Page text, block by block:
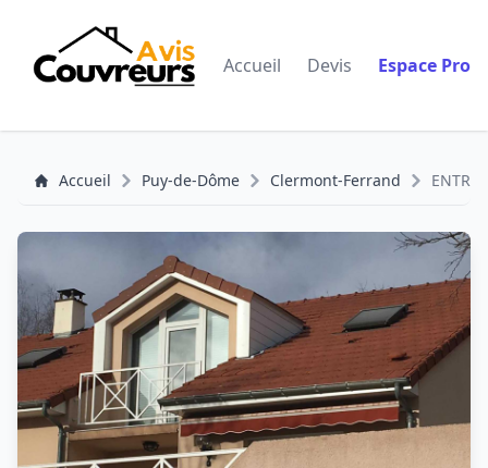
Accueil Devis Espace Pro
Accueil Puy-de-Dôme Clermont-Ferrand